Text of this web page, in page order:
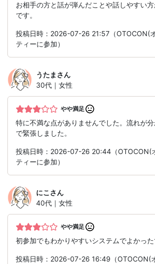
お相手の方と話が弾んだことや話しやすい
です。
投稿日時：2026-07-26 21:57（OTOCON(
ティーに参加）
うたま さん
30代｜女性
やや満足
特に不満な点がありませんでした。流れが
で緊張しました。
投稿日時：2026-07-26 20:44（OTOCON(
ティーに参加）
にこ さん
40代｜女性
やや満足
初参加でもわかりやすいシステムでよかった
投稿日時：2026-07-26 16:49（OTOCON(